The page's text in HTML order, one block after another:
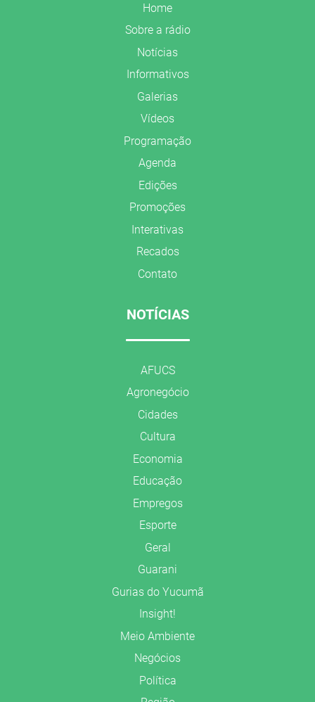
Home
Sobre a rádio
Notícias
Informativos
Galerias
Vídeos
Programação
Agenda
Edições
Promoções
Interativas
Recados
Contato
NOTÍCIAS
AFUCS
Agronegócio
Cidades
Cultura
Economia
Educação
Empregos
Esporte
Geral
Guarani
Gurias do Yucumã
Insight!
Meio Ambiente
Negócios
Política